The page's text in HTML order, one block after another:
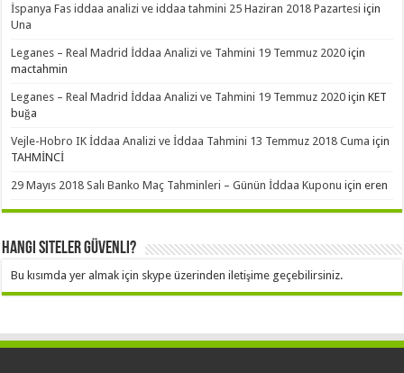
İspanya Fas iddaa analizi ve iddaa tahmini 25 Haziran 2018 Pazartesi için
Una
Leganes – Real Madrid İddaa Analizi ve Tahmini 19 Temmuz 2020 için
mactahmin
Leganes – Real Madrid İddaa Analizi ve Tahmini 19 Temmuz 2020 içinKET
buğa
Vejle-Hobro IK İddaa Analizi ve İddaa Tahmini 13 Temmuz 2018 Cuma için
TAHMİNCİ
29 Mayıs 2018 Salı Banko Maç Tahminleri – Günün İddaa Kuponu içineren
Hangi Siteler Güvenli?
Bu kısımda yer almak için skype üzerinden iletişime geçebilirsiniz.